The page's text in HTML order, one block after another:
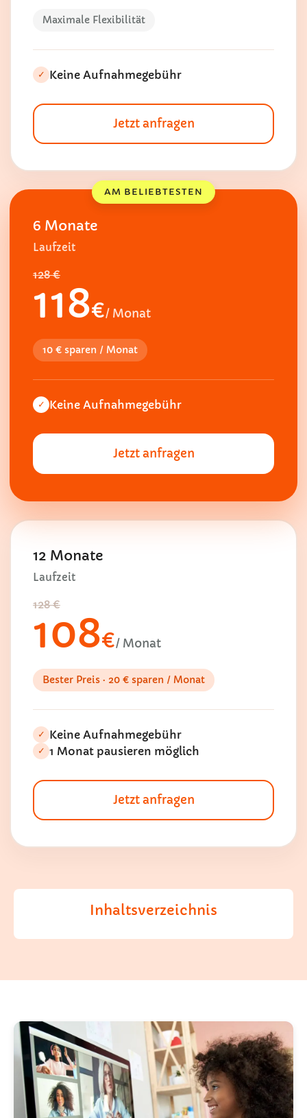
Maximale Flexibilität
✓ Keine Aufnahmegebühr
Jetzt anfragen
AM BELIEBTESTEN
6 Monate
Laufzeit
128 €
118€/ Monat
10 € sparen / Monat
✓ Keine Aufnahmegebühr
Jetzt anfragen
12 Monate
Laufzeit
128 €
108€/ Monat
Bester Preis · 20 € sparen / Monat
✓ Keine Aufnahmegebühr
✓ 1 Monat pausieren möglich
Jetzt anfragen
Inhaltsverzeichnis